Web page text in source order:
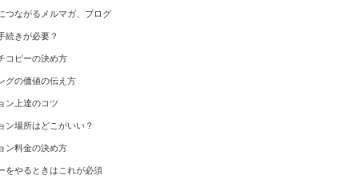
つながるメルマガ、ブログ
続きが必要？
コピーの決め方
グの価値の伝え方
ン上達のコツ
ン場所はどこがいい？
ン料金の決め方
をやるときはこれが必須